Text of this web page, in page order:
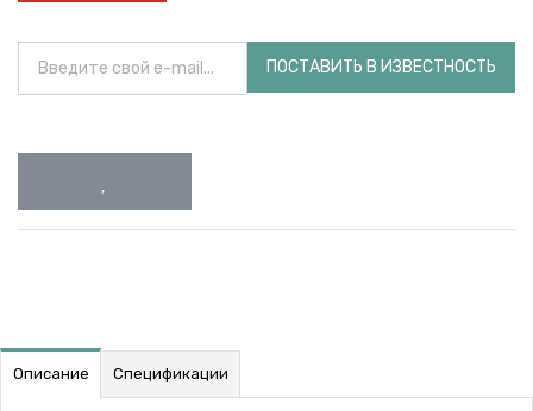
ПОСТАВИТЬ В ИЗВЕСТНОСТЬ
Описание Спецификации